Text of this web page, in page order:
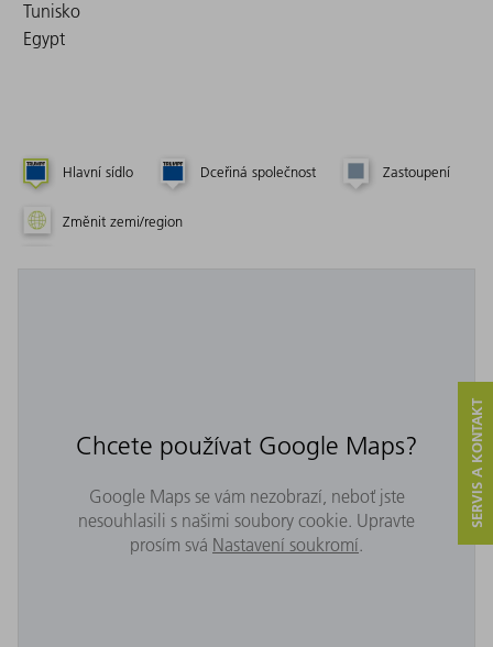
Tunisko
Egypt
Hlavní sídlo Dceřiná společnost Zastoupení
Změnit zemi/region
Chcete používat Google Maps?
Google Maps se vám nezobrazí, neboť jste
nesouhlasili s našimi soubory cookie. Upravte
prosím svá Nastavení soukromí.
SERVIS A KONTAKT